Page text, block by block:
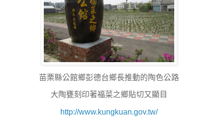
苗栗縣公館鄉彭德台鄉長推動的陶色公路
大陶甕刻印著福菜之鄉貼切又顯目
http://www.kungkuan.gov.tw/